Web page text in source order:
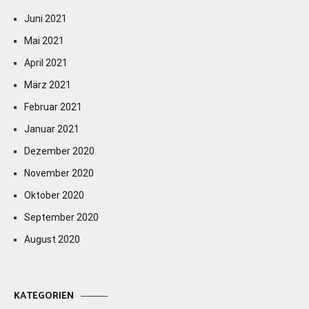
Juni 2021
Mai 2021
April 2021
März 2021
Februar 2021
Januar 2021
Dezember 2020
November 2020
Oktober 2020
September 2020
August 2020
KATEGORIEN